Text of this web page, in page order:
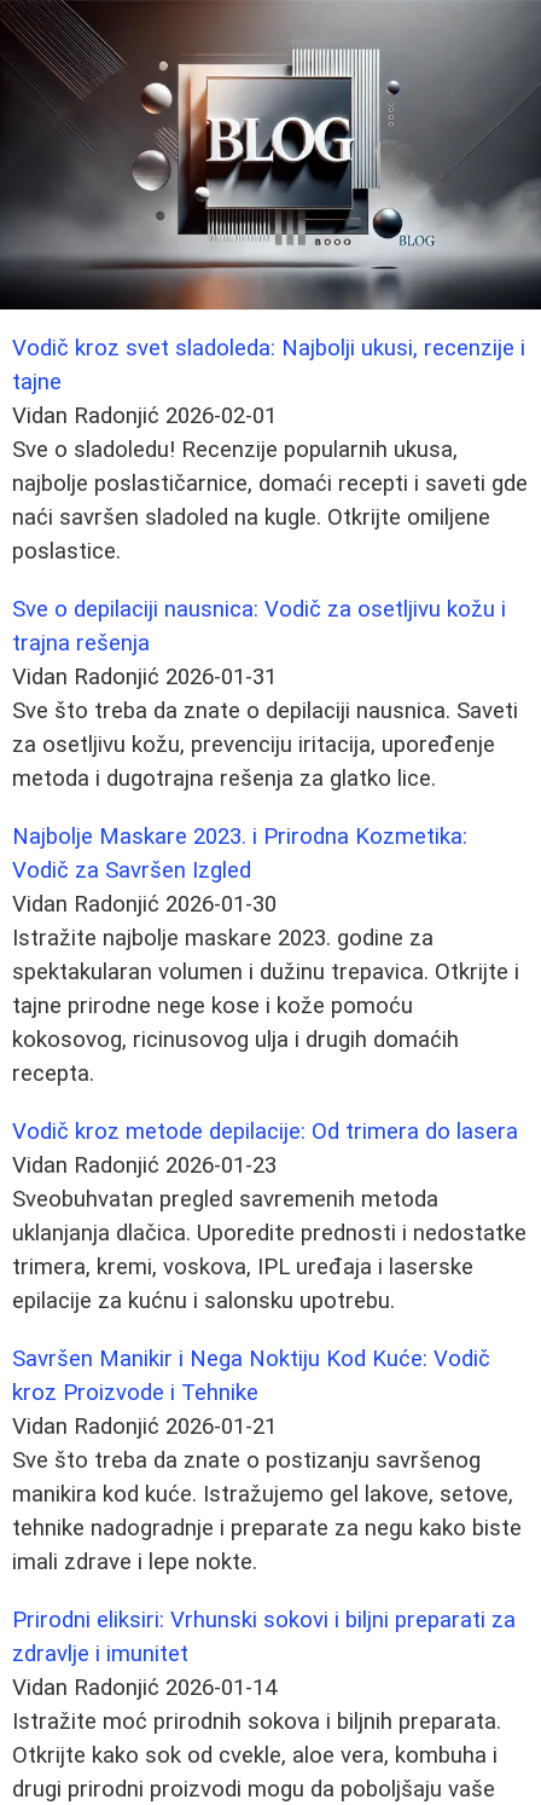
Vodič kroz svet sladoleda: Najbolji ukusi, recenzije i
tajne
Vidan Radonjić 2026-02-01
Sve o sladoledu! Recenzije popularnih ukusa,
najbolje poslastičarnice, domaći recepti i saveti gde
naći savršen sladoled na kugle. Otkrijte omiljene
poslastice.
Sve o depilaciji nausnica: Vodič za osetljivu kožu i
trajna rešenja
Vidan Radonjić 2026-01-31
Sve što treba da znate o depilaciji nausnica. Saveti
za osetljivu kožu, prevenciju iritacija, upoređenje
metoda i dugotrajna rešenja za glatko lice.
Najbolje Maskare 2023. i Prirodna Kozmetika:
Vodič za Savršen Izgled
Vidan Radonjić 2026-01-30
Istražite najbolje maskare 2023. godine za
spektakularan volumen i dužinu trepavica. Otkrijte i
tajne prirodne nege kose i kože pomoću
kokosovog, ricinusovog ulja i drugih domaćih
recepta.
Vodič kroz metode depilacije: Od trimera do lasera
Vidan Radonjić 2026-01-23
Sveobuhvatan pregled savremenih metoda
uklanjanja dlačica. Uporedite prednosti i nedostatke
trimera, kremi, voskova, IPL uređaja i laserske
epilacije za kućnu i salonsku upotrebu.
Savršen Manikir i Nega Noktiju Kod Kuće: Vodič
kroz Proizvode i Tehnike
Vidan Radonjić 2026-01-21
Sve što treba da znate o postizanju savršenog
manikira kod kuće. Istražujemo gel lakove, setove,
tehnike nadogradnje i preparate za negu kako biste
imali zdrave i lepe nokte.
Prirodni eliksiri: Vrhunski sokovi i biljni preparati za
zdravlje i imunitet
Vidan Radonjić 2026-01-14
Istražite moć prirodnih sokova i biljnih preparata.
Otkrijte kako sok od cvekle, aloe vera, kombuha i
drugi prirodni proizvodi mogu da poboljšaju vaše